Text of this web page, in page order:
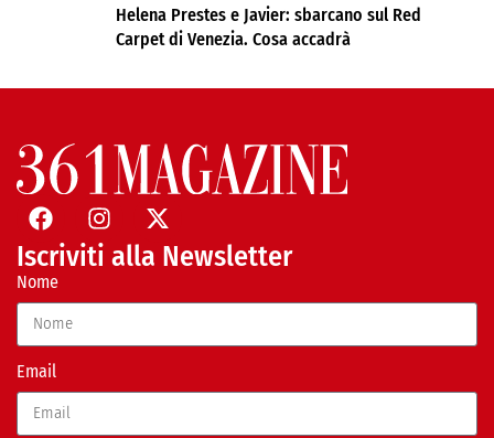
Helena Prestes e Javier: sbarcano sul Red
Carpet di Venezia. Cosa accadrà
Iscriviti alla Newsletter
Nome
Email